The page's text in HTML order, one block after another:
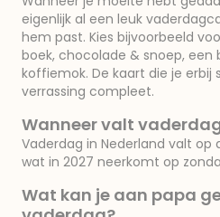
eigenlijk al een leuk
hem past. Kies bijvoorbeeld
boek, chocolade & snoep,
koffiemok. De kaart die je erbij
verrassing compleet.
Wanneer valt
Vaderdag in Nederland valt op
wat in 2027 neerkomt op
Wat kan je aan papa